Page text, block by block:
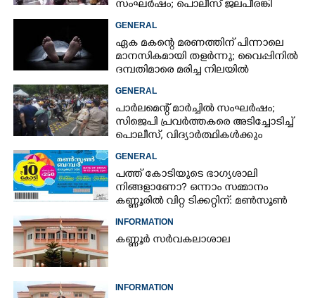
സംഘർഷം; പൊലീസ് ജലപീരങ്കി
GENERAL
ഏക മകന്റെ മരണത്തിന് പിന്നാലെ
മാനസികമായി തളർന്നു; വൈപ്പിനിൽ
ദമ്പതിമാരെ മരിച്ച നിലയിൽ
GENERAL
പാർലമെന്റ് മാർച്ചിൽ സംഘർഷം;
സിജെപി പ്രവർത്തകരെ അടിച്ചോടിച്ച്
പൊലീസ്, വിദ്യാർത്ഥികൾക്കും
GENERAL
പത്ത് കോടിയുടെ ഭാഗ്യശാലി
നിങ്ങളാണോ? ഒന്നാം സമ്മാനം
കണ്ണൂരിൽ വിറ്റ ടിക്കറ്റിന്: മൺസൂൺ
INFORMATION
കണ്ണൂർ സർവകലാശാല
INFORMATION